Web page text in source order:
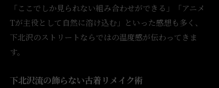
「ここでしか見られない組み合わせができる」「アニメ
Tが主役として自然に溶け込む」といった感想も多く、
下北沢のストリートならではの温度感が伝わってきま
す。
下北沢流の飾らない古着リメイク術